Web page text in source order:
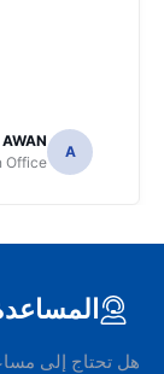
A
Office
هل تحتاج إلى